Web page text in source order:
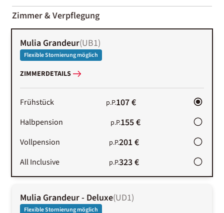
01-02
Zimmer & Verpflegung
Mulia Grandeur(UB1)
Flexible Stornierung möglich
ZIMMERDETAILS
Frühstück p.P.107 €
Halbpension p.P.155 €
Vollpension p.P.201 €
All Inclusive p.P.323 €
Mulia Grandeur - Deluxe(UD1)
Flexible Stornierung möglich